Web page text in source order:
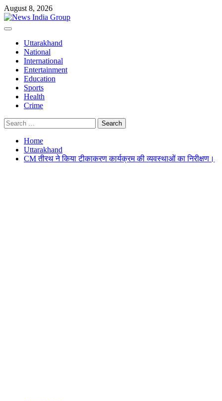
Skip
to
content
August 8, 2026
Primary
Uttarakhand
National
International
Entertainment
Education
Sports
Health
Crime
Search
for:
Home
Uttarakhand
CM तीरथ ने किया टीकाकरण कार्यक्रम की व्यवस्थाओं का निरीक्षण।